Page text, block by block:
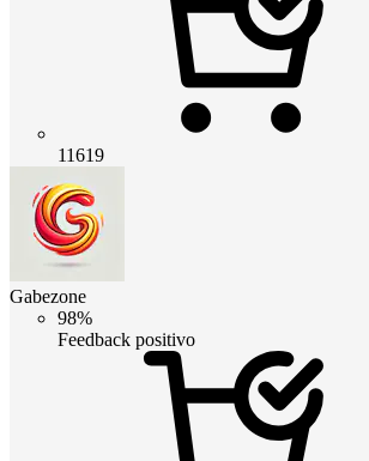
11619
Gabezone
98%
Feedback positivo